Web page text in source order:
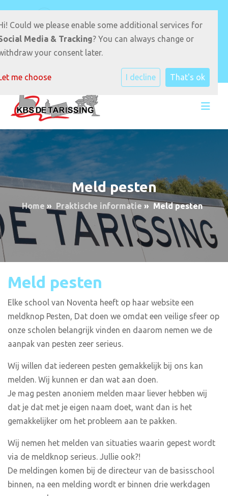
0512-331940 E-mailadres
Meld pesten
Home » Praktische informatie » Meld pesten
Meld pesten
Elke school van Noventa heeft op haar website een
meldknop Pesten, Dat doen we omdat een veilige sfeer op
onze scholen belangrijk vinden en daarom nemen we de
aanpak van pesten zeer serieus.
Wij willen dat iedereen pesten gemakkelijk bij ons kan
melden. Wij kunnen er dan wat aan doen.
Je mag pesten anoniem melden maar liever hebben wij
dat je dat met je eigen naam doet, want dan is het
gemakkelijker om het probleem aan te pakken.
Wij nemen het melden van situaties waarin gepest wordt
via de meldknop serieus. Jullie ook?!
De meldingen komen bij de directeur van de basisschool
binnen, na een melding wordt er binnen drie werkdagen
Could we please enable some additional services for
Media & Tracking? You can always change or
your consent later.
me choose I decline That's ok